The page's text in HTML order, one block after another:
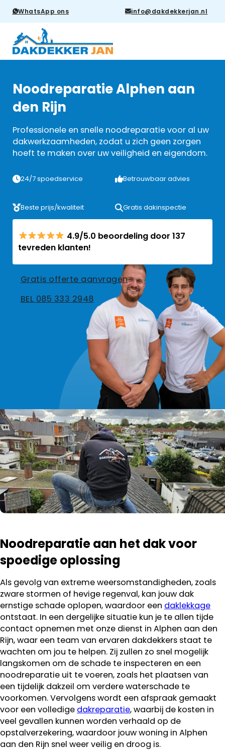
WhatsApp ons info@dakdekkerjan.nl
Noodreparatie Alphen aan
den Rijn
Professionele en snelle noodreparatie voor al uw
dakwerkzaamheden, zodat u zich geen zorgen
hoeft te maken over uw veiligheid en eigendom.
24/7 spoedservice Betrouwbaar advies
Beste prijs/kwaliteit Gratis dakinspectie
4.9/5.0 beoordeling door 137
tevreden klanten!
Gratis offerte aanvragen
BEL 085 333 2948
Noodreparatie aan het dak voor
spoedige oplossing
Als gevolg van extreme weersomstandigheden, zoals
zware stormen of hevige regenval, kan jouw dak
ernstige schade oplopen, waardoor een daklekkage
ontstaat. In een dergelijke situatie kun je te allen tijde
contact opnemen met onze dienst in Alphen aan den
Rijn, waar een team van ervaren dakdekkers staat te
wachten om jou te helpen. Zij zullen zo snel mogelijk
langskomen om de schade te inspecteren en een
noodreparatie uit te voeren, zoals het plaatsen van
een tijdelijk dakzeil om verdere waterschade te
voorkomen. Vervolgens wordt een afspraak gemaakt
voor een volledige dakreparatie, waarbij de kosten in
veel gevallen kunnen worden verhaald op de
opstalverzekering, waardoor jouw woning in Alphen
aan den Rijn snel weer veilig en droog is.